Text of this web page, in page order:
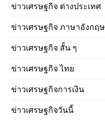
ข่าวเศรษฐกิจ ต่างประเทศ
ข่าวเศรษฐกิจ ภาษาอังกฤษ
ข่าวเศรษฐกิจ สั้น ๆ
ข่าวเศรษฐกิจ ไทย
ข่าวเศรษฐกิจการเงิน
ข่าวเศรษฐกิจวันนี้